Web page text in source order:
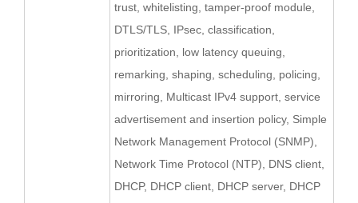
trust, whitelisting, tamper-proof module,
DTLS/TLS, IPsec, classification,
prioritization, low latency queuing,
remarking, shaping, scheduling, policing,
mirroring, Multicast IPv4 support, service
advertisement and insertion policy, Simple
Network Management Protocol (SNMP),
Network Time Protocol (NTP), DNS client,
DHCP, DHCP client, DHCP server, DHCP